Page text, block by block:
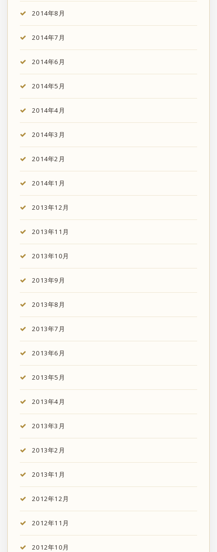
2014年8月
2014年7月
2014年6月
2014年5月
2014年4月
2014年3月
2014年2月
2014年1月
2013年12月
2013年11月
2013年10月
2013年9月
2013年8月
2013年7月
2013年6月
2013年5月
2013年4月
2013年3月
2013年2月
2013年1月
2012年12月
2012年11月
2012年10月